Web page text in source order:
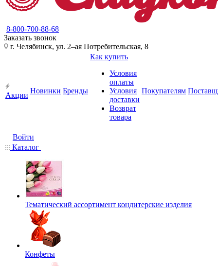
8-800-700-88-68
Заказать звонок
г. Челябинск, ул. 2–ая Потребительская, 8
Акции
Новинки Бренды
Как купить
Условия
оплаты
Условия
доставки
Возврат
товара
Покупателям
Войти
Каталог
Тематический ассортимент кондитерские изделия
Конфеты